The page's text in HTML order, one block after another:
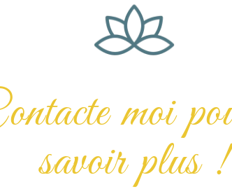
moi
savoir plus !